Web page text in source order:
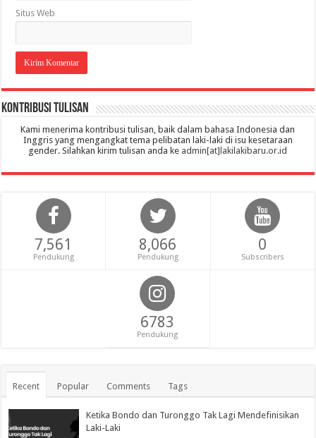
Situs Web
Kontribusi Tulisan
Kami menerima kontribusi tulisan, baik dalam bahasa Indonesia dan
Inggris yang mengangkat tema pelibatan laki-laki di isu kesetaraan
gender. Silahkan kirim tulisan anda ke admin[at]lakilakibaru.or.id
7,561
Pendukung
8,066
Pendukung
0
Subscribers
6783
Pendukung
Recent Popular Comments Tags
Ketika Bondo dan Turonggo Tak Lagi Mendefinisikan
Laki-Laki